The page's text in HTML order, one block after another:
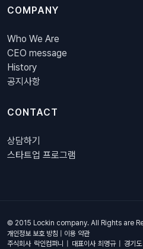
COMPANY
Who We Are
CEO message
History
공지사항
CONTACT
상담하기
스타트업 프로그램
© 2015 Lockin company. All Rights are
개인정보 보호 방침 | 이용 약관
주식회사 락인컴퍼니 | 대표이사 최명규 | 경